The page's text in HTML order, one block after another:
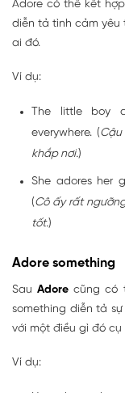
Adore có thể kết
diễn tả tình cảm yêu
ai đó.
Ví dụ:
The little boy
everywhere. (
khắp nơi.)
She adores her
(Cô ấy rất
tốt.)
Adore something
SauAdorecũng có
something diễn tả
với một điều gì đó cụ
Ví dụ: